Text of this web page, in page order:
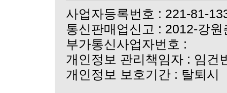
사업자등록번호 : 221-81-
통신판매업신고 : 2012-강
부가통신사업자번호 :
개인정보 관리책임자 : 임건
개인정보 보호기간 : 탈퇴시